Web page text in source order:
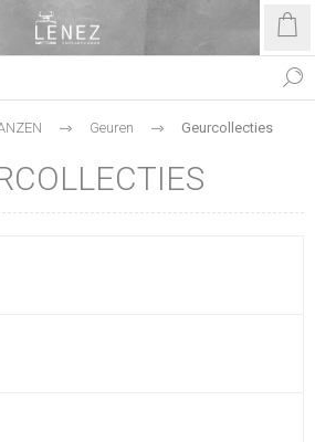
Geuren Geurcollecties